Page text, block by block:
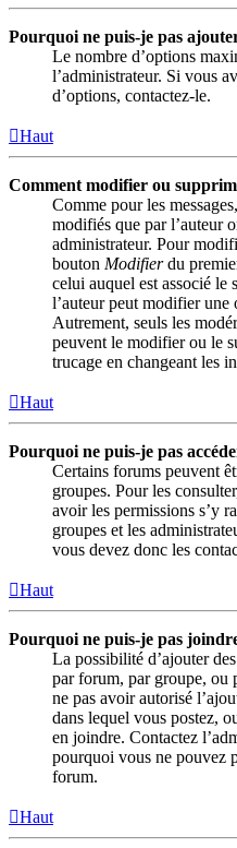
Pourquoi ne puis-je pas
Le nombre d’options
l’administrateur. Si vous
d’options, contactez-le.
Haut
Comment modifier ou
Comme pour les
modifiés que par l’auteur
administrateur. Pour
bouton Modifierdu
celui auquel est associé le
l’auteur peut modifier une
Autrement, seuls les
peuvent le modifier ou le
trucage en changeant les
Haut
Pourquoi ne puis-je pas
Certains forums peuvent
groupes. Pour les
avoir les permissions s’y
groupes et les
vous devez donc les
Haut
Pourquoi ne puis-je pas
La possibilité d’ajouter
par forum, par groupe, ou
ne pas avoir autorisé
dans lequel vous postez,
en joindre. Contactez
pourquoi vous ne pouvez
forum.
Haut